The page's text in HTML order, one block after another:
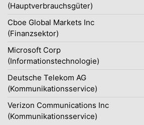
(Hauptverbrauchsgüter)
Cboe Global Markets Inc
(Finanzsektor)
Microsoft Corp
(Informationstechnologie)
Deutsche Telekom AG
(Kommunikationsservice)
Verizon Communications Inc
(Kommunikationsservice)